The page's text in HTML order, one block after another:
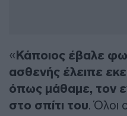
« Κάποιος έβαλε
ασθενής έλειπε
όπως μάθαμε, τον
στο σπίτι του. Όλοι